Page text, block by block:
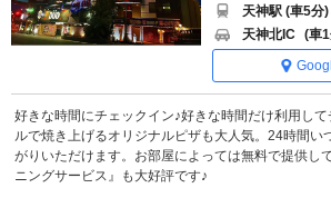
天神駅 (車5分)
天神北IC (車
好きな時間にチェックイン♪好きな時間だけ利用し
ルで焼き上げるオリジナルピザも大人気。24時間い
がりいただけます。お部屋によっては無料で提供し
ニングサービス』も大好評です♪